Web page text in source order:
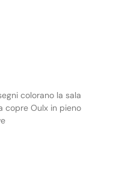
colorano la sala
copre Oulx in pieno